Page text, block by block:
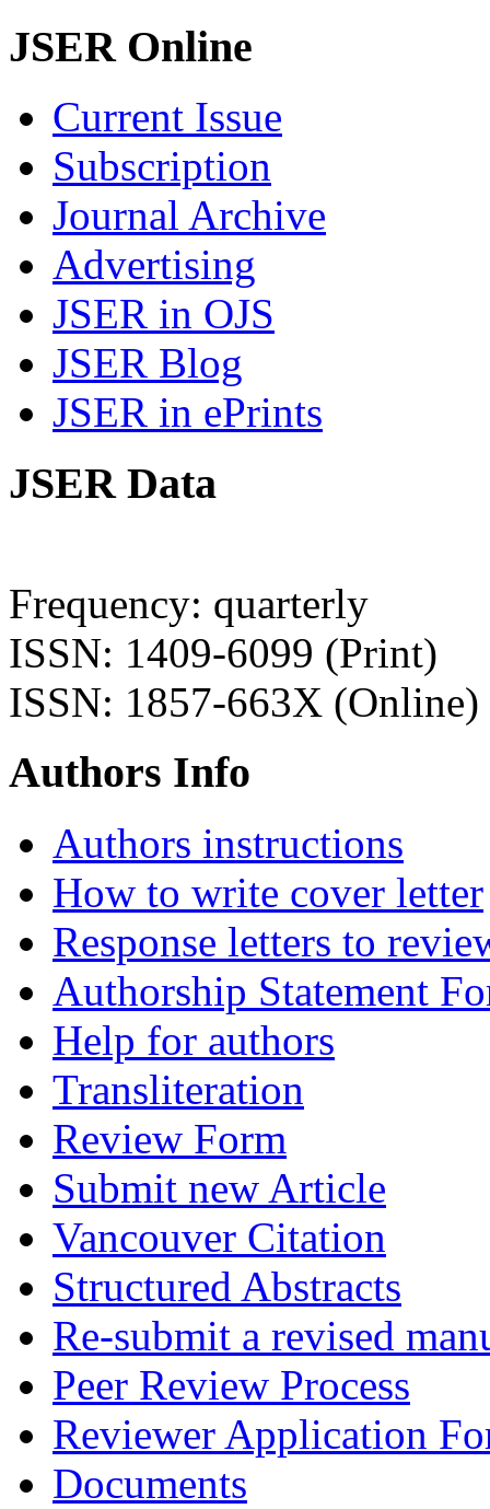
JSER Online
Current Issue
Subscription
Journal Archive
Advertising
JSER in OJS
JSER Blog
JSER in ePrints
JSER Data
Frequency: quarterly
ISSN: 1409-6099 (Print)
ISSN: 1857-663X (Online)
Authors Info
Authors instructions
How to write cover letter
Response letters to
Authorship Statement
Help for authors
Transliteration
Review Form
Submit new Article
Vancouver Citation
Structured Abstracts
Re-submit a revised
Peer Review Process
Reviewer Application
Documents